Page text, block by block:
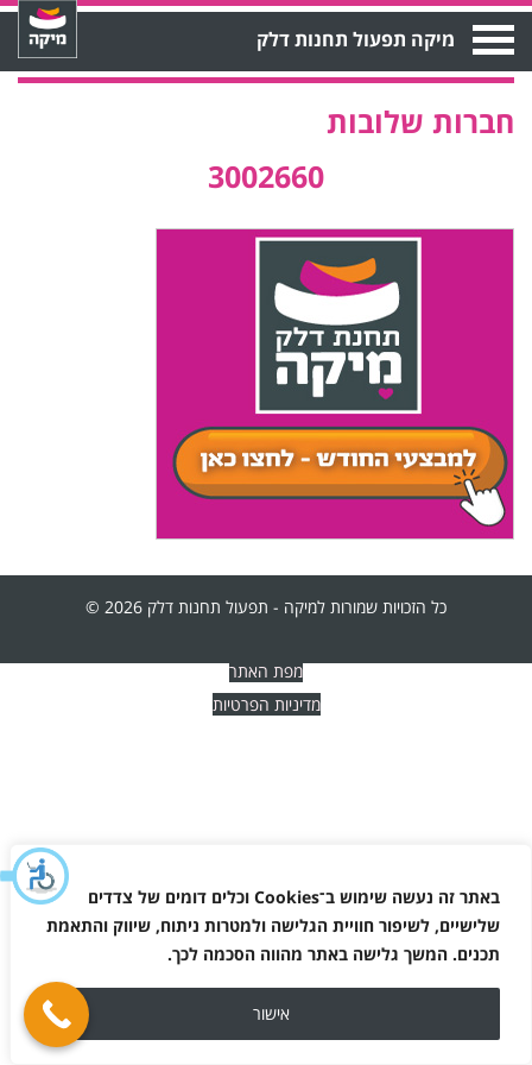
באתר זה נעשה שימוש ב־Cookies וכלים דומים של צדדים
שלישיים, לשיפור חוויית הגלישה ולמטרות ניתוח, שיווק והתאמת
תכנים. המשך גלישה באתר מהווה הסכמה לכך.
אישור
Open
Menu מיקה תפעול תחנות דלק
חברות שלובות
3002660
כל הזכויות שמורות למיקה - תפעול תחנות דלק 2026 ©
מפת האתר
מדיניות הפרטיות